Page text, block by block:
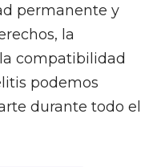
permanente y
la
compatibilidad
podemos
durante todo el